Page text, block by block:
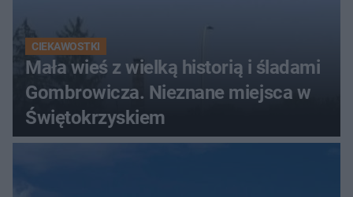
CIEKAWOSTKI
Mała wieś z wielką historią i śladami
Gombrowicza. Nieznane miejsca w
Świętokrzyskiem